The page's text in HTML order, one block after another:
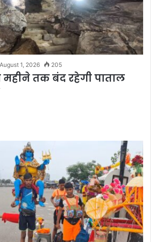
August 1, 2026 205
महीने तक बंद रहेगी पाताल